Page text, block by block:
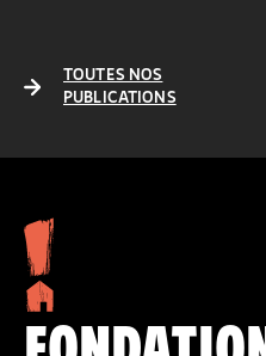
TOUTES NOS
PUBLICATIONS